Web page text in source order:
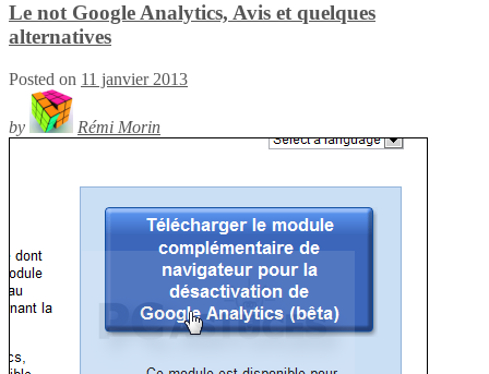
Le not Google Analytics, Avis et quelques
alternatives
Posted on 11 janvier 2013
by Rémi Morin